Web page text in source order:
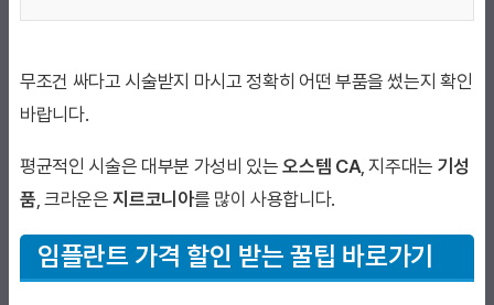
무조건 싸다고 시술받지 마시고 정확히 어떤 부품을 썼는지 확인
바랍니다.
평균적인 시술은 대부분 가성비 있는오스템 CA, 지주대는 기성
품, 크라운은지르코니아를 많이 사용합니다.
임플란트 가격 할인 받는 꿀팁 바로가기